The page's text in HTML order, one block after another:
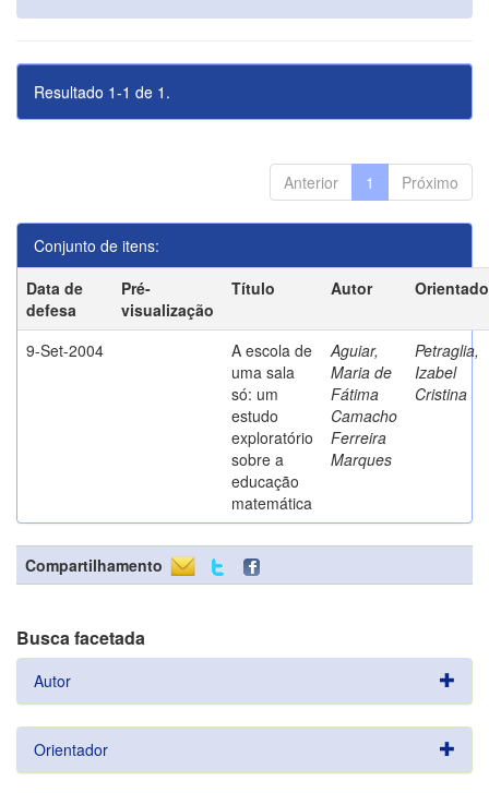
Resultado 1-1 de 1.
Anterior 1 Próximo
Conjunto de itens:
Data de
defesa
Pré-
visualização
Título Autor
9-Set-2004
A escola de
uma sala
só: um
estudo
exploratório
sobre a
educação
matemática
Aguiar,
Maria de
Fátima
Camacho
Ferreira
Marques
Petraglia,
Izabel
Cristina
Compartilhamento
Busca facetada
Autor
Orientador